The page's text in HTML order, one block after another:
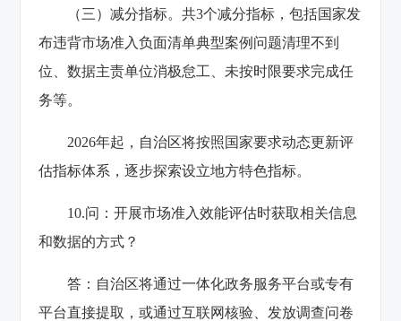
（三）减分指标。共3个减分指标，包括国家发
布违背市场准入负面清单典型案例问题清理不到
位、数据主责单位消极怠工、未按时限要求完成任
务等。
2026年起，自治区将按照国家要求动态更新评
估指标体系，逐步探索设立地方特色指标。
10.问：开展市场准入效能评估时获取相关信息
和数据的方式？
答：自治区将通过一体化政务服务平台或专有
平台直接提取，或通过互联网核验、发放调查问卷